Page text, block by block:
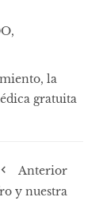
,
, la
gratuita
Anterior
y nuestra